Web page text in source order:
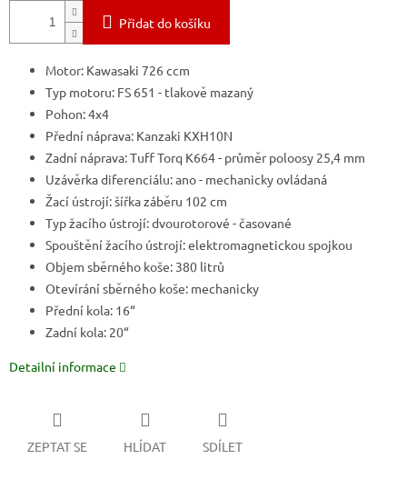
Přidat do košíku
Motor: Kawasaki 726 ccm
Typ motoru: FS 651 - tlakově mazaný
Pohon: 4x4
Přední náprava: Kanzaki KXH10N
Zadní náprava: Tuff Torq K664 - průměr poloosy 25,4 mm
Uzávěrka diferenciálu: ano - mechanicky ovládaná
Žací ústrojí: šířka záběru 102 cm
Typ žacího ústrojí: dvourotorové - časované
Spouštění žacího ústrojí: elektromagnetickou spojkou
Objem sběrného koše: 380 litrů
Otevírání sběrného koše: mechanicky
Přední kola: 16“
Zadní kola: 20“
Detailní informace
ZEPTAT SE HLÍDAT SDÍLET